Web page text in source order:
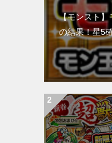
【モンスト】
の結果！星5